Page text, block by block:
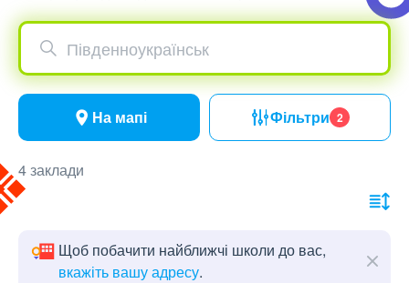
Південноукраїнськ
На мапі Фільтри 2
4 заклади
Щоб побачити найближчі школи до вас,
вкажіть вашу адресу.